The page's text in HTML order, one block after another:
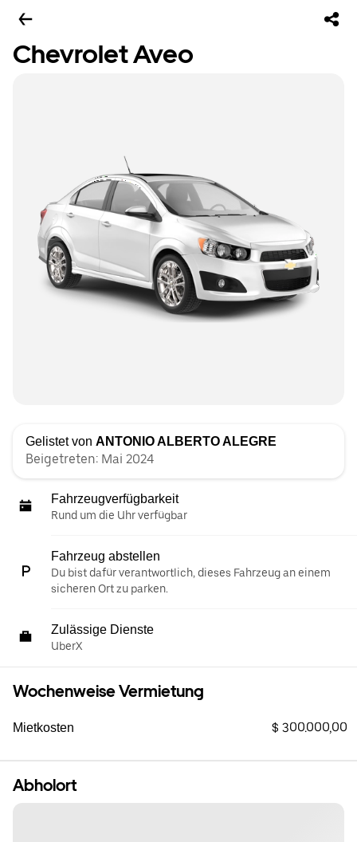
Chevrolet Aveo
Gelistet von ANTONIO ALBERTO ALEGRE
Beigetreten: Mai 2024
Fahrzeugverfügbarkeit
Rund um die Uhr verfügbar
Fahrzeug abstellen
Du bist dafür verantwortlich, dieses Fahrzeug an einem
sicheren Ort zu parken.
Zulässige Dienste
UberX
Wochenweise Vermietung
Mietkosten $ 300.000,00
Abholort